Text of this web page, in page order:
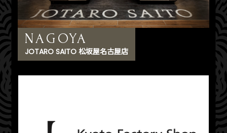
NAGOYA
JOTARO SAITO 松坂屋名古屋店